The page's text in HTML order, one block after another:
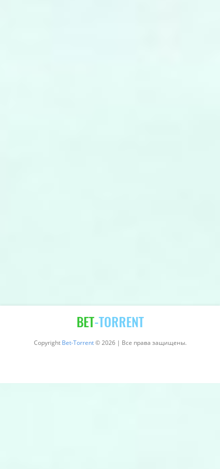
BET-TORRENT
Copyright Bet-Torrent© 2026 | Все права защищены.